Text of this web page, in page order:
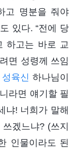
고 명분을 줘야
있다. “전에 당
하고는 바로 교
면 성령께 쓰임
성육신 하나님이
라면 얘기할 필
냐! 너희가 말해
겠느냐? (쓰지
인물이라도 된